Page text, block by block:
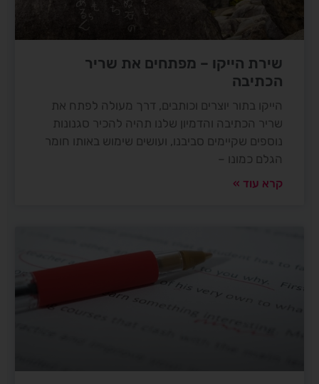
שירת הייקו – מפתחים את שריר
הכתיבה
הייקו בתור יוצרים וכותבים, דרך מעולה לפתח את
שריר הכתיבה והדמיון שלנו תהיה להכיר סגנונות
נוספים שקיימים סביבנו, ועושים שימוש באותו חומר
הגלם כמונו –
קרא עוד »